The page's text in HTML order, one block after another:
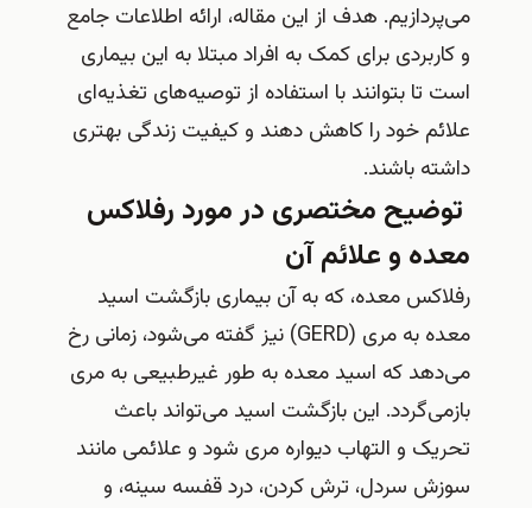
می‌پردازیم. هدف از این مقاله، ارائه اطلاعات جامع
و کاربردی برای کمک به افراد مبتلا به این بیماری
است تا بتوانند با استفاده از توصیه‌های تغذیه‌ای
علائم خود را کاهش دهند و کیفیت زندگی بهتری
داشته باشند.
توضیح مختصری در مورد رفلاکس
معده و علائم آن
رفلاکس معده، که به آن بیماری بازگشت اسید
معده به مری (GERD) نیز گفته می‌شود، زمانی رخ
می‌دهد که اسید معده به طور غیرطبیعی به مری
بازمی‌گردد. این بازگشت اسید می‌تواند باعث
تحریک و التهاب دیواره مری شود و علائمی مانند
سوزش سردل، ترش کردن، درد قفسه سینه، و